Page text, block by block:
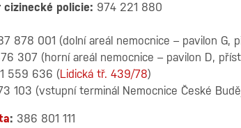
cizinecké policie: 974 221 880
878 001 (dolní areál nemocnice – pavilon G,
307 (horní areál nemocnice – pavilon D,
559 636 (Lidická tř. 439/78)
103 (vstupní terminál Nemocnice České
: 386 801 111